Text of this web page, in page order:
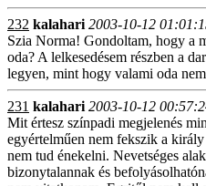
232 kalahari 2003-10-12
Szia Norma! Gondoltam, hogy a
oda? A lelkesedésem részben a
legyen, mint hogy valami oda
231 kalahari 2003-10-12
Mit értesz színpadi megjelenés
egyértelműen nem fekszik a
nem tud énekelni. Nevetséges
bizonytalannak és